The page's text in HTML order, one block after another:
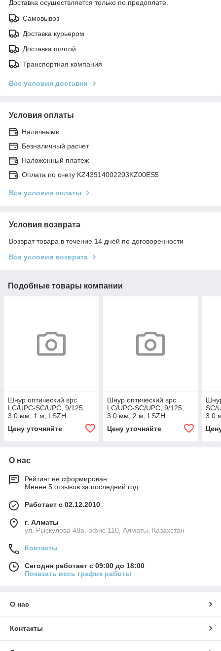
Доставка осуществляется только по предоплате.
Самовывоз
Доставка курьером
Доставка почтой
Транспортная компания
Все условия доставки
Условия оплаты
Наличными
Безналичный расчет
Наложенный платеж
Оплата по счету KZ43914002203KZ00ES5
Все условия оплаты
Условия возврата
Возврат товара в течение 14 дней по договоренности
Все условия возврата
Подобные товары компании
Шнур оптический spc
LC/UPC-SC/UPC, 9/125,
3.0 мм, 1 м, LSZH
Цену уточняйте
Шнур оптический spc
LC/UPC-SC/UPC, 9/125,
3.0 мм, 2 м, LSZH
Цену уточняйте
SC/
3.0
О нас
Рейтинг не сформирован
Менее 5 отзывов за последний год
Работает с 02.12.2010
г. Алматы
ул. Рыскулова 48а. офис 110, Алматы, Казахстан
Контакты
Сегодня работает с 09:00 до 18:00
Показать весь график работы
О нас
Контакты